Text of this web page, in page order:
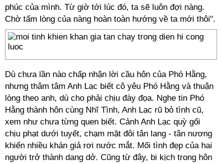
phúc của mình. Từ giờ tới lúc đó, ta sẽ luôn đợi nàng.
Chờ tấm lòng của nàng hoàn toàn hướng về ta mới thôi".
Dù chưa lần nào chấp nhận lời cầu hôn của Phó Hằng,
nhưng thâm tâm Anh Lạc biết cô yêu Phó Hằng và thuận
lòng theo anh, dù cho phải chịu đày đọa. Nghe tin Phó
Hằng thành hôn cùng Nhĩ Tình, Anh Lạc rũ bỏ tình cũ,
xem như chưa từng quen biết. Cảnh Anh Lạc quỳ gối
chịu phạt dưới tuyết, chạm mặt đôi tân lang - tân nương
khiến nhiều khán giả rơi nước mắt. Mối tình đẹp của hai
người trở thành dang dở. Cũng từ đây, bi kịch trong hôn